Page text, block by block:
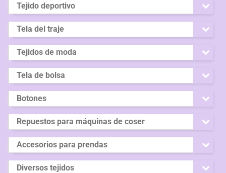
Tejido deportivo
Tela del traje
Tejidos de moda
Tela de bolsa
Botones
Repuestos para máquinas de coser
Accesorios para prendas
Diversos tejidos